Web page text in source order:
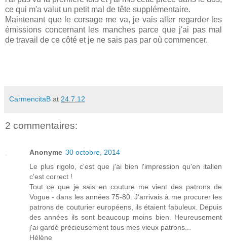
ce qui m'a valut un petit mal de tête supplémentaire.
Maintenant que le corsage me va, je vais aller regarder les
émissions concernant les manches parce que j'ai pas mal
de travail de ce côté et je ne sais pas par où commencer.
CarmencitaB at 24.7.12
2 commentaires:
Anonyme 30 octobre, 2014
Le plus rigolo, c'est que j'ai bien l'impression qu'en italien
c'est correct !
Tout ce que je sais en couture me vient des patrons de
Vogue - dans les années 75-80. J'arrivais à me procurer les
patrons de couturier européens, ils étaient fabuleux. Depuis
des années ils sont beaucoup moins bien. Heureusement
j'ai gardé précieusement tous mes vieux patrons...
Hélène